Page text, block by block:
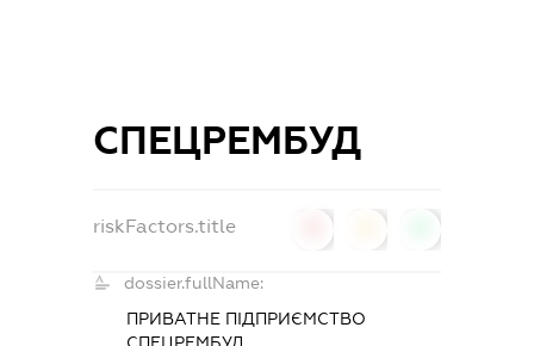
СПЕЦРЕМБУД
riskFactors.title
dossier.fullName:
ПРИВАТНЕ ПІДПРИЄМСТВО